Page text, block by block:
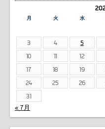
月 火 水
3
4 5
10
11 12
17
18 19
24
25 26
31
« 7月